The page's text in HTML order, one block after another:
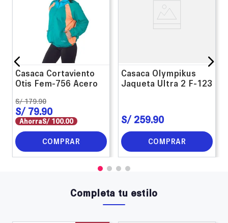
Casaca Cortaviento
Otis Fem-756 Acero
S/ 179.90
S/ 79.90
AhorraS/ 100.00
COMPRAR
Casaca Olympikus
Jaqueta Ultra 2 F-123
S/ 259.90
COMPRAR
Completa tu estilo